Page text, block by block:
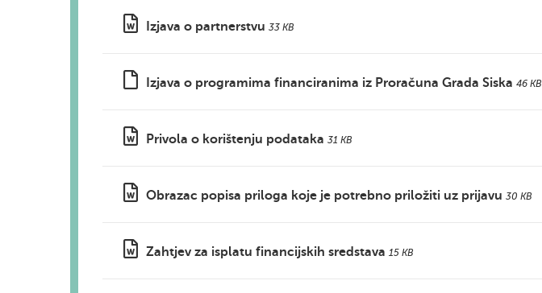
Izjava o partnerstvu 33 KB
Izjava o programima financiranima iz Proračuna Grada Siska 46 KB
Privola o korištenju podataka 31 KB
Obrazac popisa priloga koje je potrebno priložiti uz prijavu 30 KB
Zahtjev za isplatu financijskih sredstava 15 KB